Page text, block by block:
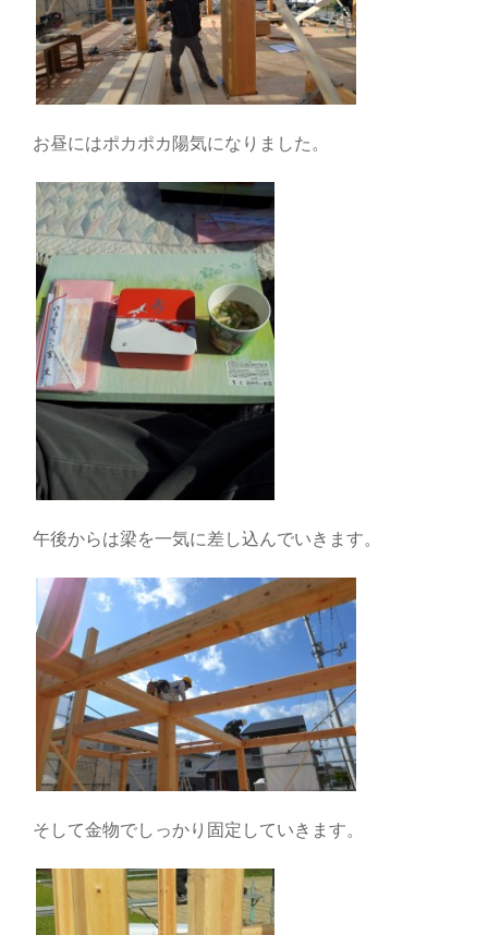
お昼にはポカポカ陽気になりました。
午後からは梁を一気に差し込んでいきます。
そして金物でしっかり固定していきます。